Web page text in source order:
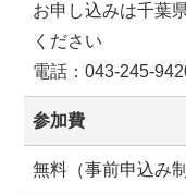
お申し込みは千葉
ください
電話：043-245-
参加費
無料（事前申込み制